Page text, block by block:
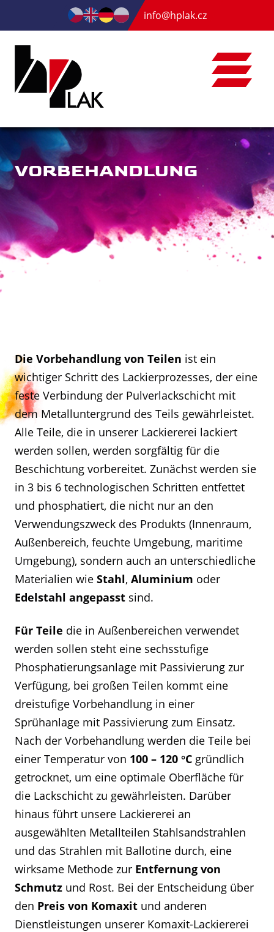
info@hplak.cz
VORBEHANDLUNG
Die Vorbehandlung von Teilen ist ein
wichtiger Schritt des Lackierprozesses, der eine
feste Verbindung der Pulverlackschicht mit
dem Metalluntergrund des Teils gewährleistet.
Alle Teile, die in unserer Lackiererei lackiert
werden sollen, werden sorgfältig für die
Beschichtung vorbereitet. Zunächst werden sie
in 3 bis 6 technologischen Schritten entfettet
und phosphatiert, die nicht nur an den
Verwendungszweck des Produkts (Innenraum,
Außenbereich, feuchte Umgebung, maritime
Umgebung), sondern auch an unterschiedliche
Materialien wie Stahl, Aluminium oder
Edelstahl angepasst sind.
Für Teile die in Außenbereichen verwendet
werden sollen steht eine sechsstufige
Phosphatierungsanlage mit Passivierung zur
Verfügung, bei großen Teilen kommt eine
dreistufige Vorbehandlung in einer
Sprühanlage mit Passivierung zum Einsatz.
Nach der Vorbehandlung werden die Teile bei
einer Temperatur von 100 – 120 °C gründlich
getrocknet, um eine optimale Oberfläche für
die Lackschicht zu gewährleisten. Darüber
hinaus führt unsere Lackiererei an
ausgewählten Metallteilen Stahlsandstrahlen
und das Strahlen mit Ballotine durch, eine
wirksame Methode zur Entfernung von
Schmutz und Rost. Bei der Entscheidung über
den Preis von Komaxit und anderen
Dienstleistungen unserer Komaxit-Lackiererei